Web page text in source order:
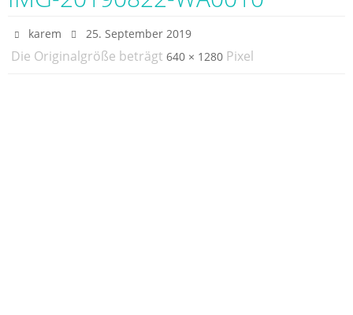
karem 25. September 2019
Die Originalgröße beträgt 640 × 1280 Pixel